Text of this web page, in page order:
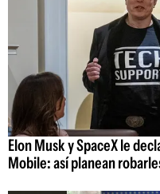
Elon Musk y SpaceX le
Mobile: así planean